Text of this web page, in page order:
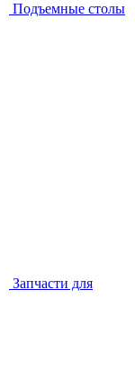
Подъемные столы
Запчасти для